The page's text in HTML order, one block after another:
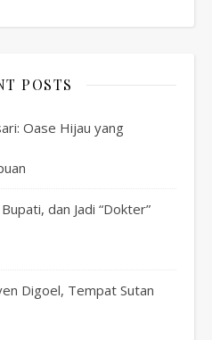
POSTS
Oase Hijau yang
dan Jadi “Dokter”
Digoel, Tempat Sutan